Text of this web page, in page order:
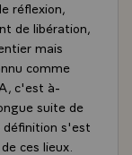
réflexion,
de libération,
mais
comme
c'est à-
suite de
définition s'est
ces lieux.